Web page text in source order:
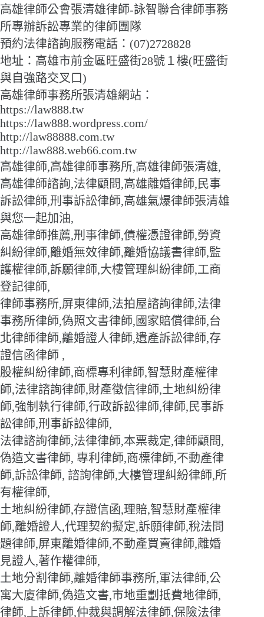
高雄律師公會張清雄律師-詠智聯合律師事務
所專辦訴訟專業的律師團隊
預約法律諮詢服務電話：(07)2728828
地址：高雄市前金區旺盛街28號１樓(旺盛街
與自強路交叉口)
高雄律師事務所張清雄網站：
https://law888.tw
https://law888.wordpress.com/
http://law88888.com.tw
http://law888.web66.com.tw
高雄律師,高雄律師事務所,高雄律師張清雄,
高雄律師諮詢,法律顧問,高雄離婚律師,民事
訴訟律師,刑事訴訟律師,高雄氣爆律師張清雄
與您一起加油,
高雄律師推薦,刑事律師,債權憑證律師,勞資
糾紛律師,離婚無效律師,離婚協議書律師,監
護權律師,訴願律師,大樓管理糾紛律師,工商
登記律師,
律師事務所,屏東律師,法拍屋諮詢律師,法律
事務所律師,偽照文書律師,國家賠償律師,台
北律師律師,離婚證人律師,遺產訴訟律師,存
證信函律師 ,
股權糾紛律師,商標專利律師,智慧財產權律
師,法律諮詢律師,財產徵信律師,土地糾紛律
師,強制執行律師,行政訴訟律師,律師,民事訴
訟律師,刑事訴訟律師,
法律諮詢律師,法律律師,本票裁定,律師顧問,
偽造文書律師, 專利律師,商標律師,不動產律
師,訴訟律師, 諮詢律師,大樓管理糾紛律師,所
有權律師,
土地糾紛律師,存證信函,理賠,智慧財產權律
師,離婚證人,代理契約擬定,訴願律師,稅法問
題律師,屏東離婚律師,不動產買賣律師,離婚
見證人,著作權律師,
土地分割律師,離婚律師事務所,軍法律師,公
寓大廈律師,偽造文書,市地重劃抵費地律師,
律師,上訴律師,仲裁與調解法律師,保險法律